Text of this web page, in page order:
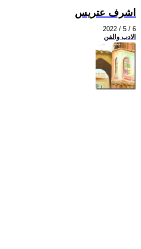
اشرف عتريس
2022 / 5 / 6
الادب والفن